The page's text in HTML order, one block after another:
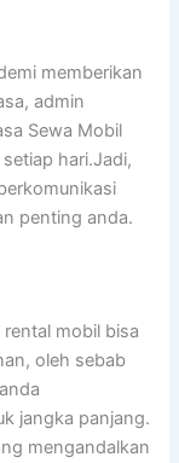
memberikan
admin
Sewa Mobil
hari.Jadi,
penting anda.
mobil bisa
oleh sebab
jangka panjang.
mengandalkan